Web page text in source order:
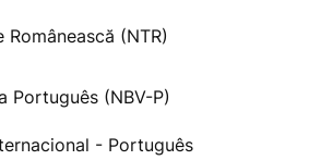
Românească (NTR)
Português (NBV-P)
- Português